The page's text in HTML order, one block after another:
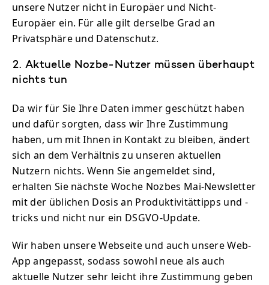
unsere Nutzer nicht in Europäer und Nicht-
Europäer ein. Für alle gilt derselbe Grad an
Privatsphäre und Datenschutz.
2. Aktuelle Nozbe-Nutzer müssen überhaupt
nichts tun
Da wir für Sie Ihre Daten immer geschützt haben
und dafür sorgten, dass wir Ihre Zustimmung
haben, um mit Ihnen in Kontakt zu bleiben, ändert
sich an dem Verhältnis zu unseren aktuellen
Nutzern nichts. Wenn Sie angemeldet sind,
erhalten Sie nächste Woche Nozbes Mai-Newsletter
mit der üblichen Dosis an Produktivitättipps und -
tricks und nicht nur ein DSGVO-Update.
Wir haben unsere Webseite und auch unsere Web-
App angepasst, sodass sowohl neue als auch
aktuelle Nutzer sehr leicht ihre Zustimmung geben